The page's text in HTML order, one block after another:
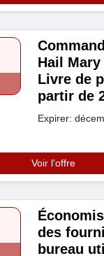
Hail
Livre de
partir de
Expirer:
Voir l'offre
des
bureau